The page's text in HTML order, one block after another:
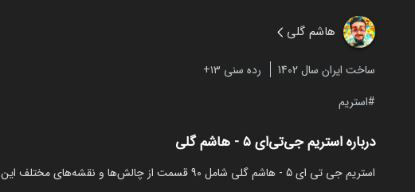
هاشم گلی
ساخت ایران سال 1402
رده سنی ۱۳+
استریم
درباره استریم جی‌تی‌ای ۵ - هاشم گلی
استریم جی تی ای 5 - هاشم گلی شامل 90 قسمت از چالش‌ها و نقشه‌های مختلف این بازی را از مایکت تماشا کنید.